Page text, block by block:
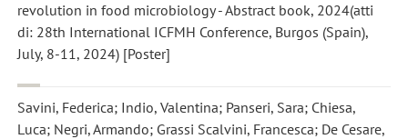
revolution in food microbiology - Abstract book, 2024(atti
di: 28th International ICFMH Conference, Burgos (Spain),
July, 8-11, 2024) [Poster]
Savini, Federica; Indio, Valentina; Panseri, Sara; Chiesa,
Luca; Negri, Armando; Grassi Scalvini, Francesca; De Cesare,